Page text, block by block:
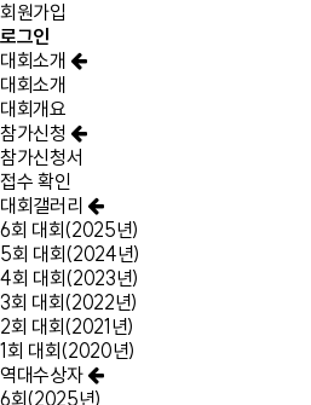
회원가입
로그인
대회소개
대회소개
대회개요
참가신청
참가신청서
접수 확인
대회갤러리
6회 대회(2025년)
5회 대회(2024년)
4회 대회(2023년)
3회 대회(2022년)
2회 대회(2021년)
1회 대회(2020년)
역대수상자
6회(2025년)